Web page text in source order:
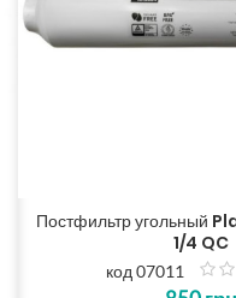
Постфильтр угольный
1/4 QC
код 07011